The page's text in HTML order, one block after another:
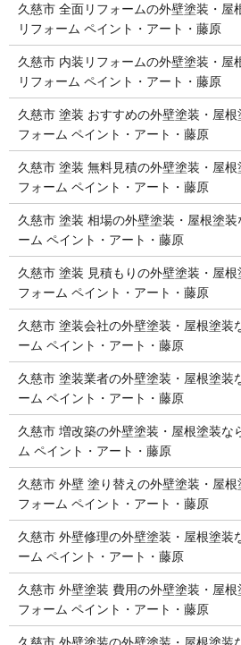
久慈市 全面リフォームの外壁塗装・屋
リフォーム ペイント・アート・藤原
久慈市 内装リフォームの外壁塗装・屋
リフォーム ペイント・アート・藤原
久慈市 塗装 おすすめの外壁塗装・屋
フォーム ペイント・アート・藤原
久慈市 塗装 無料見積の外壁塗装・屋
フォーム ペイント・アート・藤原
久慈市 塗装 相場の外壁塗装・屋根塗
ーム ペイント・アート・藤原
久慈市 塗装 見積もりの外壁塗装・屋
フォーム ペイント・アート・藤原
久慈市 塗装会社の外壁塗装・屋根塗装
ーム ペイント・アート・藤原
久慈市 塗装業者の外壁塗装・屋根塗装
ーム ペイント・アート・藤原
久慈市 増改築の外壁塗装・屋根塗装な
ム ペイント・アート・藤原
久慈市 外壁 塗り替えの外壁塗装・屋
フォーム ペイント・アート・藤原
久慈市 外壁修理の外壁塗装・屋根塗装
ーム ペイント・アート・藤原
久慈市 外壁塗装 費用の外壁塗装・屋
フォーム ペイント・アート・藤原
久慈市 外壁塗装の外壁塗装・屋根塗装